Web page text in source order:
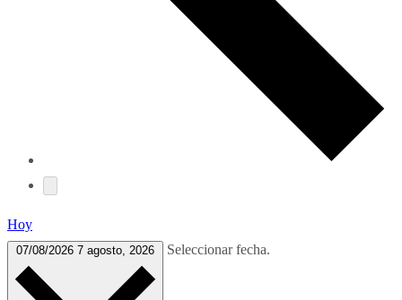
Hoy
07/08/2026 7 agosto, 2026 Seleccionar fecha.